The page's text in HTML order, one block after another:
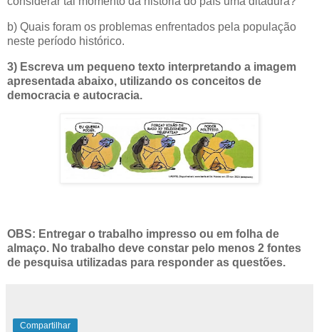
b) Quais foram os problemas enfrentados pela população
neste período histórico.
3) Escreva um pequeno texto interpretando a imagem
apresentada abaixo, utilizando os conceitos de
democracia e autocracia.
OBS: Entregar o trabalho impresso ou em folha de
almaço. No trabalho deve constar pelo menos 2 fontes
de pesquisa utilizadas para responder as questões.
Compartilhar